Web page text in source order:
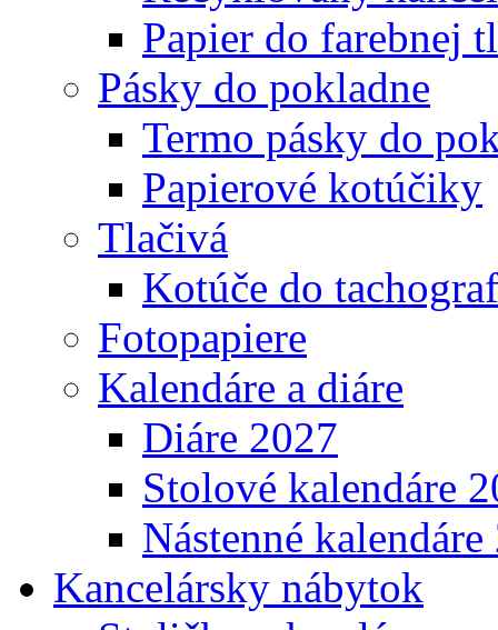
Papier do farebnej
Pásky do pokladne
Termo pásky do
Papierové kotúčiky
Tlačivá
Kotúče do
Fotopapiere
Kalendáre a diáre
Diáre 2027
Stolové kalendáre
Nástenné
Kancelársky nábytok